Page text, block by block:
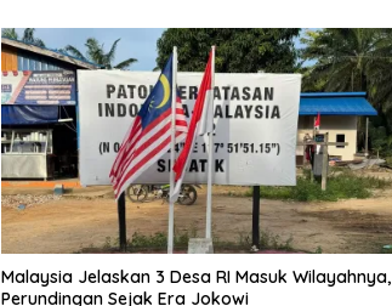
Malaysia Jelaskan 3 Desa RI Masuk Wilayahnya,
Perundingan Sejak Era Jokowi